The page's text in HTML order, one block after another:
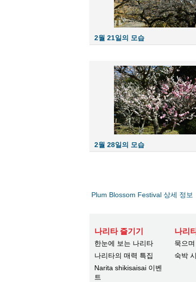
2월 21일의 모습
2월 28일의 모습
Plum Blossom Festival 상세 정보
나리타 즐기기
한눈에 보는 나리타
나리타의 매력 특집
Narita shikisaisai 이벤
트
나리
묵으
숙박